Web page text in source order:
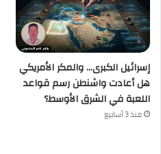
إسرائيل الكبرى… والمكر الأمريكي
هل أعادت واشنطن رسم قواعد
اللعبة في الشرق الأوسط؟
منذ 3 أسابيع